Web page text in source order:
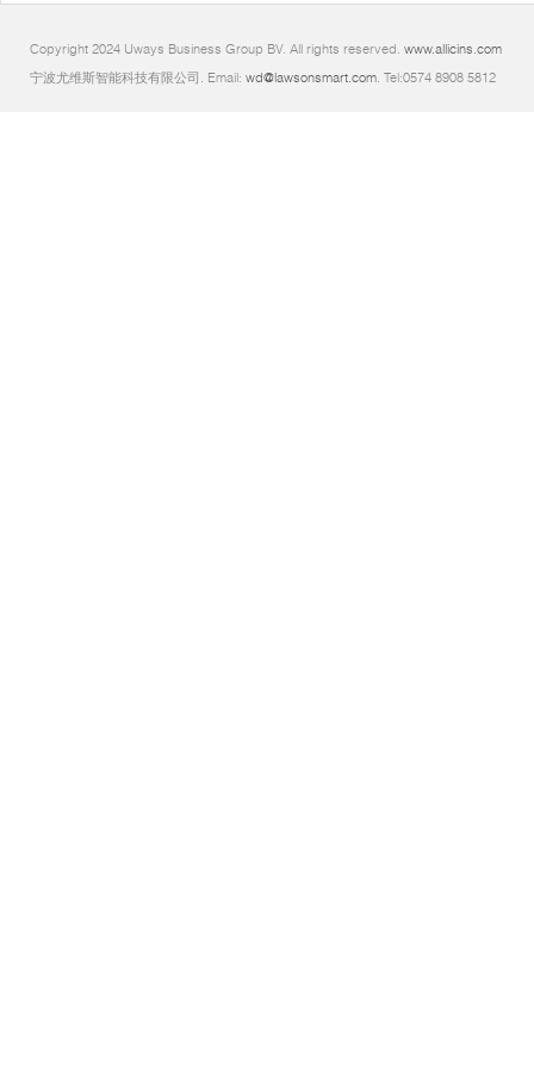
Copyright 2024 Uways Business Group BV. All rights reserved. www.allicins.com
宁波尤维斯智能科技有限公司. Email: wd@lawsonsmart.com. Tel:0574 8908 5812